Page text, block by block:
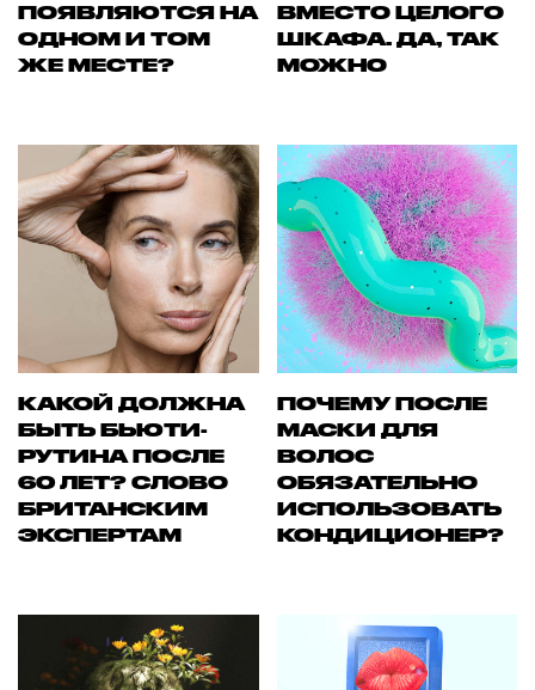
ПОЯВЛЯЮТСЯ НА
ОДНОМ И ТОМ
ЖЕ МЕСТЕ?
ВМЕСТО ЦЕЛОГО
ШКАФА. ДА, ТАК
МОЖНО
КАКОЙ ДОЛЖНА
БЫТЬ БЬЮТИ-
РУТИНА ПОСЛЕ
60 ЛЕТ? СЛОВО
БРИТАНСКИМ
ЭКСПЕРТАМ
ПОЧЕМУ ПОСЛЕ
МАСКИ ДЛЯ
ВОЛОС
ОБЯЗАТЕЛЬНО
ИСПОЛЬЗОВАТЬ
КОНДИЦИОНЕР?